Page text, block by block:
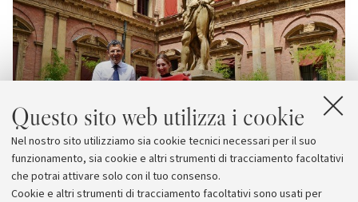
Questo sito web utilizza i cookie
Nel nostro sito utilizziamo sia cookie tecnici necessari per il suo
funzionamento, sia cookie e altri strumenti di tracciamento facoltativi
che potrai attivare solo con il tuo consenso.
Cookie e altri strumenti di tracciamento facoltativi sono usati per